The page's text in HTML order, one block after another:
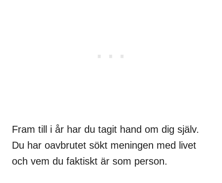
Fram till i år har du tagit hand om dig själv.
Du har oavbrutet sökt meningen med livet
och vem du faktiskt är som person.